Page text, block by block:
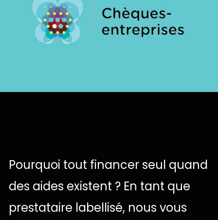
Pourquoi tout financer seul quand
des aides existent ? En tant que
prestataire labellisé, nous vous